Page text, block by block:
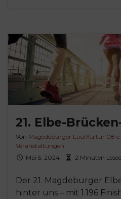
21. Elbe-
Von Magedeburger LaufKultur 08
Veranstaltungen
Mai 5, 2024
2 Minuten
Der 21. Magdeburger
hinter uns – mit 1.196